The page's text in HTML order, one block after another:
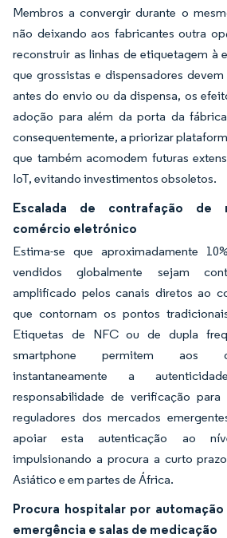
Membros a convergir durante o
não deixando aos fabricantes outra
reconstruir as linhas de etiquetagem à
que grossistas e dispensadores
antes do envio ou da dispensa, os
adoção para além da porta da
consequentemente, a priorizar
que também acomodem futuras
IoT, evitando investimentos obsoletos.
Escalada de contrafação de
comércio eletrónico
Estima-se que aproximadamente
vendidos globalmente sejam
amplificado pelos canais diretos ao
que contornam os pontos
Etiquetas de NFC ou de dupla
smartphone permitem aos
instantaneamente a
responsabilidade de verificação
reguladores dos mercados
apoiar esta autenticação ao
impulsionando a procura a curto
Asiático e em partes de África.
Procura hospitalar por
emergência e salas de medicação